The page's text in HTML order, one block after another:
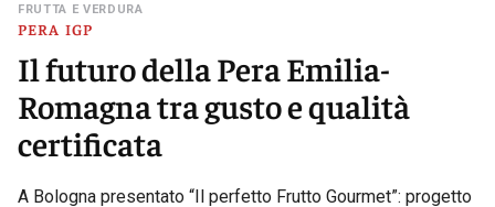
PERA IGP
FRUTTA E VERDURA
Il futuro della Pera Emilia-
Romagna tra gusto e qualità
certificata
A Bologna presentato “Il perfetto Frutto Gourmet”: progetto